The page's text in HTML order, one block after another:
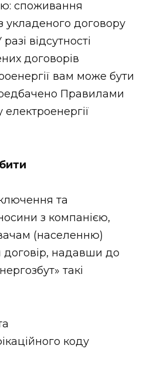
(відеоверсія)
НОВИНИ
УКРАЇНИ
споживання
укладеного договору
відсутності
договорів
вам може бути
Правилами
та
з компанією,
(населенню)
договір, надавши до
такі
коду